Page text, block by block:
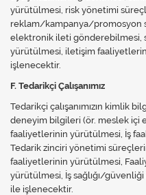
yürütülmesi, risk yönetimi
reklam/kampanya/promosyon
elektronik ileti gönderebilmesi,
yürütülmesi, iletişim
işlenecektir.
F. Tedarikçi Çalışanımız
Tedarikçi çalışanımızın kimlik
deneyim bilgileri (ör. meslek içi
faaliyetlerinin yürütülmesi, İş
Tedarik zinciri yönetimi
faaliyetlerinin yürütülmesi,
yürütülmesi, İş sağlığı/
ile işlenecektir.